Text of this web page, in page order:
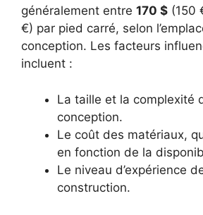
généralement entre 170 $ (150
€) par pied carré, selon
conception. Les facteurs
incluent :
La taille et la complexité
conception.
Le coût des matériaux,
en fonction de la
Le niveau d’expérience
construction.